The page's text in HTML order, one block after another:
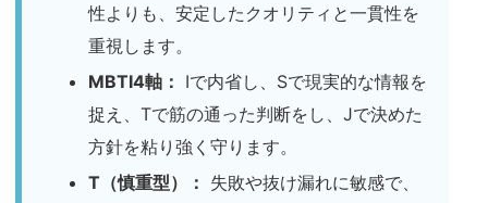
性よりも、安定したクオリティと一貫性を
重視します。
MBTI4軸： Iで内省し、Sで現実的な情報を
捉え、Tで筋の通った判断をし、Jで決めた
方針を粘り強く守ります。
T（慎重型）： 失敗や抜け漏れに敏感で、